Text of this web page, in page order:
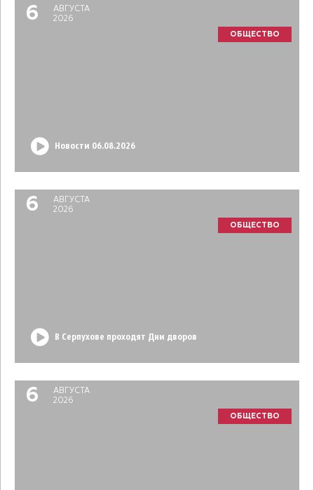
6
АВГУСТА
2026
ОБЩЕСТВО
Новости 06.08.2026
6
АВГУСТА
2026
ОБЩЕСТВО
В Серпухове проходят Дни дворов
6
АВГУСТА
2026
ОБЩЕСТВО